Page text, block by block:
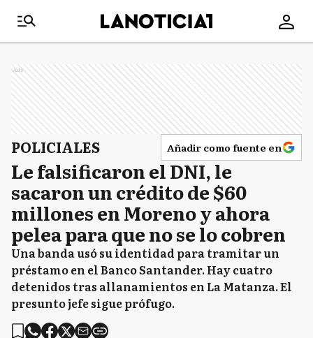
Ads
POLICIALES Añadir como fuente en
Le falsificaron el DNI, le
sacaron un crédito de $60
millones en Moreno y ahora
pelea para que no se lo cobren
Una banda usó su identidad para tramitar un
préstamo en el Banco Santander. Hay cuatro
detenidos tras allanamientos en La Matanza. El
presunto jefe sigue prófugo.